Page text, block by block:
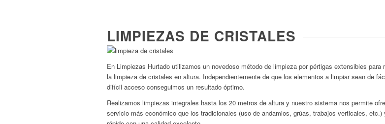
LIMPIEZAS DE CRISTALES
En Limpiezas Hurtado utilizamos un novedoso método de limpieza por pértigas extensibles para
la limpieza de cristales en altura. Independientemente de que los elementos a limpiar sean de
difícil acceso conseguimos un resultado óptimo.
Realizamos limpiezas integrales hasta los 20 metros de altura y nuestro sistema nos permite
servicio más económico que los tradicionales (uso de andamios, grúas, trabajos verticales, etc.)